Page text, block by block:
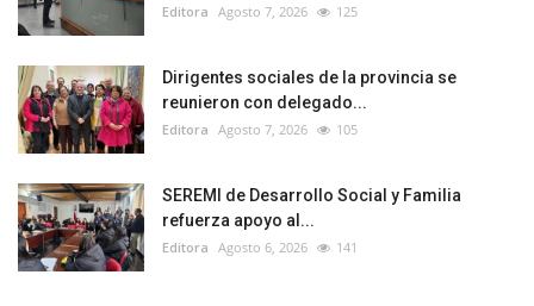
Editora Agosto 7, 2026 125
Dirigentes sociales de la provincia se
reunieron con delegado...
Editora Agosto 7, 2026 105
SEREMI de Desarrollo Social y Familia
refuerza apoyo al...
Editora Agosto 6, 2026 141